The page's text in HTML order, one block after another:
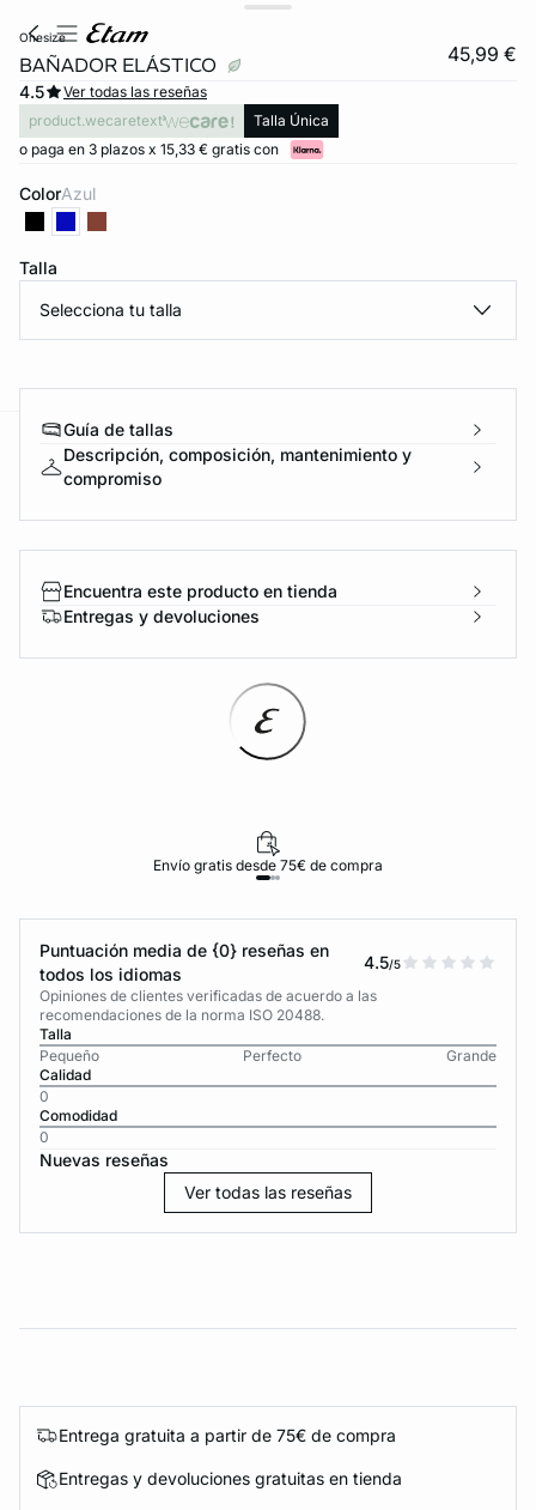
onesize
BAÑADOR ELÁSTICO 45,99 €
4.5
Ver todas las reseñas
product.wecaretext
Talla Única
o paga en 3 plazos x 15,33 € gratis con
Color azul
Talla
Selecciona tu talla
Guía de tallas
Descripción, composición, mantenimiento y
compromiso
Encuentra este producto en tienda
Entregas y devoluciones
Envío gratis desde 75€ de compra
Puntuación media de {0} reseñas en
todos los idiomas
4.5/5
Opiniones de clientes verificadas de acuerdo a las
recomendaciones de la norma ISO 20488.
Talla
Pequeño
Perfecto
Grande
Calidad
0
Comodidad
0
Nuevas reseñas
Ver todas las reseñas
Entrega gratuita a partir de 75€ de compra
Entregas y devoluciones gratuitas en tienda